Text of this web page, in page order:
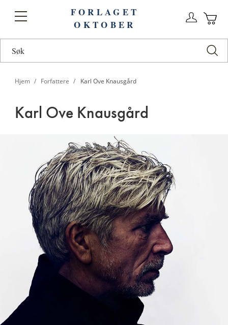
Toggle
FORLAGET
OKTOBER
Hjem Forfattere Karl Ove Knausgård
Karl Ove Knausgård